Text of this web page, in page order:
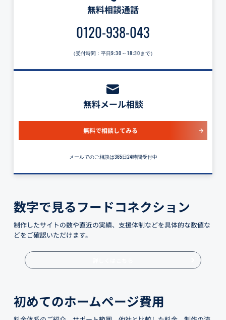
無料相談通話
0120-938-043
（受付時間：平日9:30～18:30 まで）
無料メール相談
無料で相談してみる
メールでのご相談は365日24時間受付中
数字で見るフードコネクション
制作したサイトの数や直近の実績、支援体制などを具体的な数値な
どをご確認いただけます。
初めてのホームページ費用